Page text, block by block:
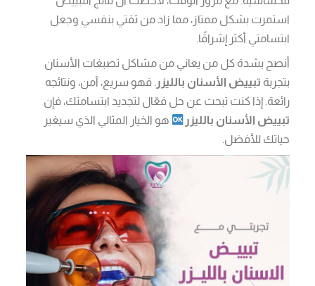
استمرت بشكل ممتاز، مما زاد من ثقتي بنفسي وجعل
ابتسامتي أكثر إشراقًا.
أنصح بشدة كل من يعاني من مشاكل تصبغات الأسنان
بتجربة تبييض الأسنان بالليزر . فهو سريع، آمن، ونتائجه
رائعة. إذا كنت تبحث عن حل فعّال لتجديد ابتسامتك، فإن
تبييض الأسنان بالليزر
هو الخيار المثالي الذي سيغير
حياتك للأفضل.